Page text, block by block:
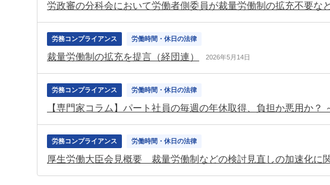
労政審の分科会において労働者側委員が裁量労働制の拡充不要な
労務コンプライアンス 労働時間・休日の法律
裁量労働制の拡充を提言（経団連） 2026年5月14日
労務コンプライアンス 労働時間・休日の法律
労務コンプライアンス 労働時間・休日の法律